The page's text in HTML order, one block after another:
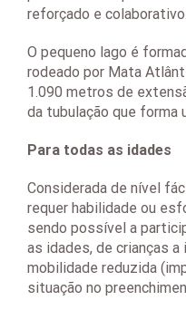
reforçado e colaborativo.
O pequeno lago é
rodeado por Mata
1.090 metros de
da tubulação que forma
Para todas as idades
Considerada de nível
requer habilidade ou
sendo possível a
as idades, de crianças
mobilidade reduzida
situação no